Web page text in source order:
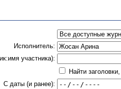
Исполнитель:
участника):
Найти
С даты (и ранее):